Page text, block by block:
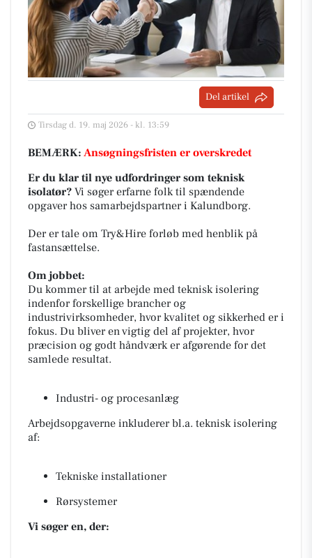
Del artikel
Tirsdag d. 19. maj 2026 - kl. 13:59
BEMÆRK: Ansøgningsfristen er overskredet
Er du klar til nye udfordringer som teknisk
isolatør? Vi søger erfarne folk til spændende
opgaver hos samarbejdspartner i Kalundborg.
Der er tale om Try&Hire forløb med henblik på
fastansættelse.
Om jobbet:
Du kommer til at arbejde med teknisk isolering
indenfor forskellige brancher og
industrivirksomheder, hvor kvalitet og sikkerhed er i
fokus. Du bliver en vigtig del af projekter, hvor
præcision og godt håndværk er afgørende for det
samlede resultat.
Industri- og procesanlæg
Arbejdsopgaverne inkluderer bl.a. teknisk isolering
af:
Tekniske installationer
Rørsystemer
Vi søger en, der: